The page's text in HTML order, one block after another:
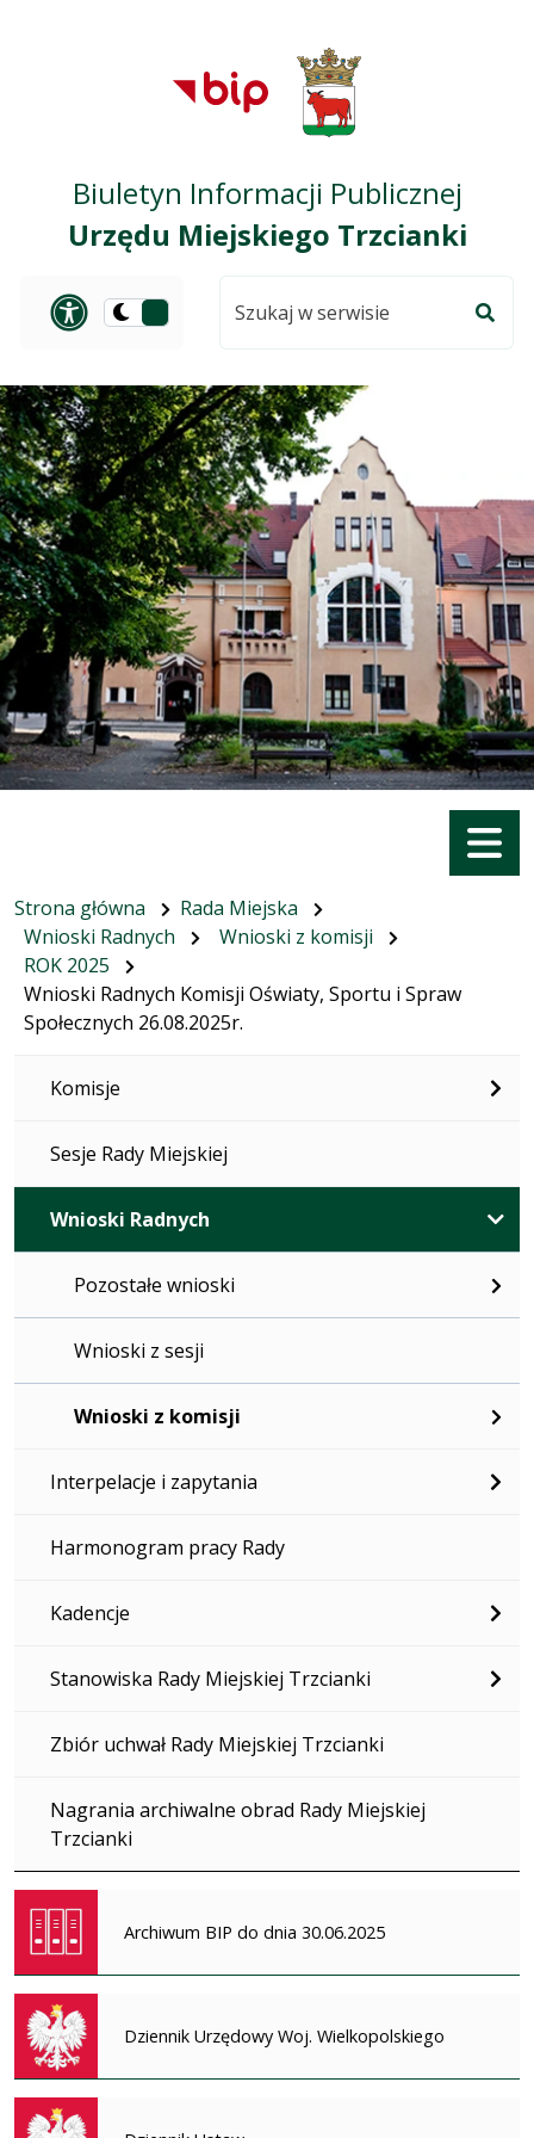
Przejdź do
głównego menu
Przejdź do treści
Przejdź do mapy
serwisu
Biuletyn Informacji Publicznej
Urzędu Miejskiego Trzcianki
Panel dostosowania
Przełącz
ciemną
serwisie
Menu
Strona główna
Rada Miejska
Wnioski Radnych
Wnioski z komisji
ROK 2025
Wnioski Radnych Komisji Oświaty, Sportu i Spraw
Społecznych 26.08.2025r.
Komisje
Sesje Rady Miejskiej
Wnioski Radnych
Pozostałe wnioski
Wnioski z sesji
Wnioski z komisji
Interpelacje i zapytania
Harmonogram pracy Rady
Kadencje
Stanowiska Rady Miejskiej Trzcianki
Zbiór uchwał Rady Miejskiej Trzcianki
Nagrania archiwalne obrad Rady Miejskiej
Trzcianki
Archiwum BIP do dnia 30.06.2025
Dziennik Urzędowy Woj. Wielkopolskiego